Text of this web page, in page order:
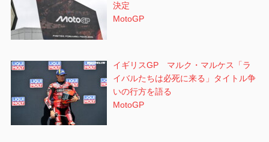
決定
MotoGP
イギリスGP マルク・マルケス「ラ
イバルたちは必死に来る」タイトル争
いの行方を語る
MotoGP